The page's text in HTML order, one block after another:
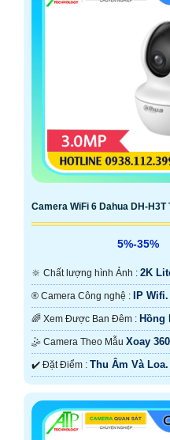
Camera WiFi 6 Dahua DH-H3T
5%-35%
🔆 Chất lượng hình Ảnh : 2K
®️ Camera Công nghệ : IP Wifi.
🌈 Xem Được Ban Đêm : Hồng
IR. 🤹 Camera Theo Mẫu Xoay
️✔️ Đặt Điểm : Thu Âm Và Loa.